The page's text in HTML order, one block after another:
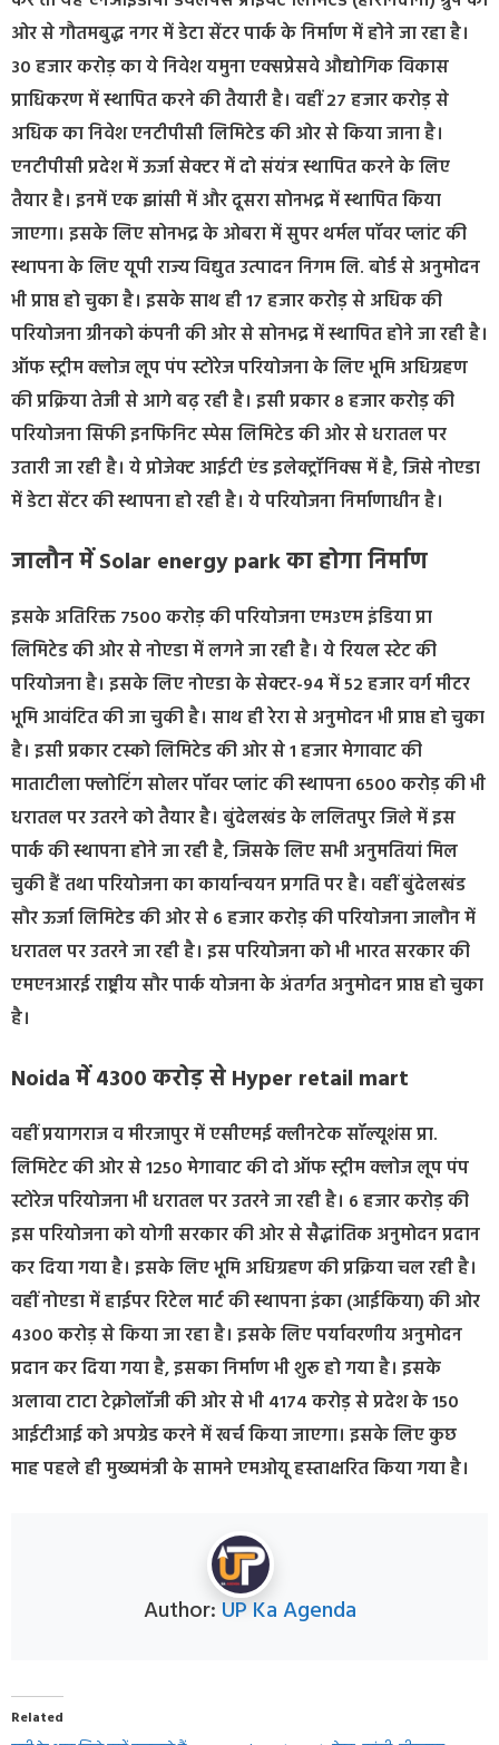
ओर से गौतमबुद्ध नगर में डेटा सेंटर पार्क के निर्माण में होने जा रहा है।
30 हजार करोड़ का ये निवेश यमुना एक्सप्रेसवे औद्योगिक विकास
प्राधिकरण में स्थापित करने की तैयारी है। वहीं 27 हजार करोड़ से
अधिक का निवेश एनटीपीसी लिमिटेड की ओर से किया जाना है।
एनटीपीसी प्रदेश में ऊर्जा सेक्टर में दो संयंत्र स्थापित करने के लिए
तैयार है। इनमें एक झांसी में और दूसरा सोनभद्र में स्थापित किया
जाएगा। इसके लिए सोनभद्र के ओबरा में सुपर थर्मल पॉवर प्लांट की
स्थापना के लिए यूपी राज्य विद्युत उत्पादन निगम लि. बोर्ड से अनुमोदन
भी प्राप्त हो चुका है। इसके साथ ही 17 हजार करोड़ से अधिक की
परियोजना ग्रीनको कंपनी की ओर से सोनभद्र में स्थापित होने जा रही है।
ऑफ स्ट्रीम क्लोज लूप पंप स्टोरेज परियोजना के लिए भूमि अधिग्रहण
की प्रक्रिया तेजी से आगे बढ़ रही है। इसी प्रकार 8 हजार करोड़ की
परियोजना सिफी इनफिनिट स्पेस लिमिटेड की ओर से धरातल पर
उतारी जा रही है। ये प्रोजेक्ट आईटी एंड इलेक्ट्रॉनिक्स में है, जिसे नोएडा
में डेटा सेंटर की स्थापना हो रही है। ये परियोजना निर्माणाधीन है।
जालौन में Solar energy park का होगा निर्माण
इसके अतिरिक्त 7500 करोड़ की परियोजना एम3एम इंडिया प्रा
लिमिटेड की ओर से नोएडा में लगने जा रही है। ये रियल स्टेट की
परियोजना है। इसके लिए नोएडा के सेक्टर-94 में 52 हजार वर्ग मीटर
भूमि आवंटित की जा चुकी है। साथ ही रेरा से अनुमोदन भी प्राप्त हो चुका
है। इसी प्रकार टस्को लिमिटेड की ओर से 1 हजार मेगावाट की
माताटीला फ्लोटिंग सोलर पॉवर प्लांट की स्थापना 6500 करोड़ की भी
धरातल पर उतरने को तैयार है। बुंदेलखंड के ललितपुर जिले में इस
पार्क की स्थापना होने जा रही है, जिसके लिए सभी अनुमतियां मिल
चुकी हैं तथा परियोजना का कार्यान्वयन प्रगति पर है। वहीं बुंदेलखंड
सौर ऊर्जा लिमिटेड की ओर से 6 हजार करोड़ की परियोजना जालौन में
धरातल पर उतरने जा रही है। इस परियोजना को भी भारत सरकार की
एमएनआरई राष्ट्रीय सौर पार्क योजना के अंतर्गत अनुमोदन प्राप्त हो चुका
है।
Noida में 4300 करोड़ से Hyper retail mart
वहीं प्रयागराज व मीरजापुर में एसीएमई क्लीनटेक सॉल्यूशंस प्रा.
लिमिटेट की ओर से 1250 मेगावाट की दो ऑफ स्ट्रीम क्लोज लूप पंप
स्टोरेज परियोजना भी धरातल पर उतरने जा रही है। 6 हजार करोड़ की
इस परियोजना को योगी सरकार की ओर से सैद्धांतिक अनुमोदन प्रदान
कर दिया गया है। इसके लिए भूमि अधिग्रहण की प्रक्रिया चल रही है।
वहीं नोएडा में हाईपर रिटेल मार्ट की स्थापना इंका (आईकिया) की ओर
4300 करोड़ से किया जा रहा है। इसके लिए पर्यावरणीय अनुमोदन
प्रदान कर दिया गया है, इसका निर्माण भी शुरू हो गया है। इसके
अलावा टाटा टेक्नोलॉजी की ओर से भी 4174 करोड़ से प्रदेश के 150
आईटीआई को अपग्रेड करने में खर्च किया जाएगा। इसके लिए कुछ
माह पहले ही मुख्यमंत्री के सामने एमओयू हस्ताक्षरित किया गया है।
Author: UP Ka Agenda
Related